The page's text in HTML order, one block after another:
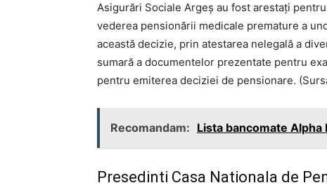
Asigurări Sociale Argeș au fost arestați
vederea pensionării medicale premature a
această decizie, prin atestarea nelegală a
sumară a documentelor prezentate pentru
pentru emiterea deciziei de pensionare.
Recomandam: Lista bancomate Alpha
Presedinti Casa Nationala de